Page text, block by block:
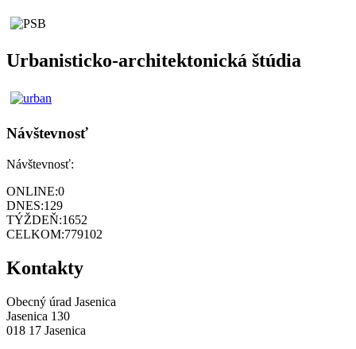
Urbanisticko-architektonická štúdia
Návštevnosť
Návštevnosť:
ONLINE:0
DNES:129
TÝŽDEŇ:1652
CELKOM:779102
Kontakty
Obecný úrad Jasenica
Jasenica 130
018 17 Jasenica